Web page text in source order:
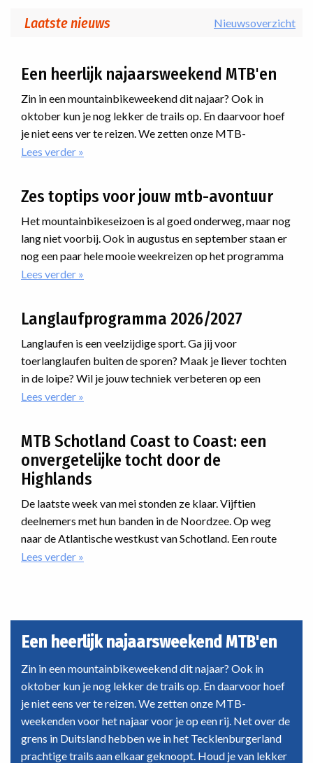
Laatste nieuws Nieuwsoverzicht
Een heerlijk najaarsweekend MTB'en
Zin in een mountainbikeweekend dit najaar? Ook in
oktober kun je nog lekker de trails op. En daarvoor hoef
je niet eens ver te reizen. We zetten onze MTB-
weekenden voor het najaar voor je op een rij. Net over de
prachtige trails aan elkaar geknoopt. Houd je van lekker
mountainbiken vanuit een heerlijk viersterrenhotel? Dan
is dit jouw reis. Ga je liever voor wat ruigere downhills?
Dan moet je mee naar België!
Lees verder over
najaarsweekend
Zes toptips voor jouw mtb-avontuur
Het mountainbikeseizoen is al goed onderweg, maar nog
lang niet voorbij. Ook in augustus en september staan er
nog een paar hele mooie weekreizen op het programma
waar je nog bij kunt aansluiten. Van uitdagende routes
ongetwijfeld een reis tussen die bij jou past.
Lees verder over
voor
mtb-
avontuur
Langlaufprogramma 2026/2027
Langlaufen is een veelzijdige sport. Ga jij voor
toerlanglaufen buiten de sporen? Maak je liever tochten
in de loipe? Wil je jouw techniek verbeteren op een
cursus? Of ga je meedoen met een marathon? Voor
Lees verder over
MTB Schotland Coast to Coast: een
onvergetelijke tocht door de
Highlands
De laatste week van mei stonden ze klaar. Vijftien
deelnemers met hun banden in de Noordzee. Op weg
naar de Atlantische westkust van Schotland. Een route
dwars door de Highlands. Onherbergzaam, ruige natuur,
Lees verder over
to
Coast:
een
onvergetelijke
door
de
Highlands
Een heerlijk najaarsweekend MTB'en
Zin in een mountainbikeweekend dit najaar? Ook in
oktober kun je nog lekker de trails op. En daarvoor hoef
je niet eens ver te reizen. We zetten onze MTB-
weekenden voor het najaar voor je op een rij. Net over de
grens in Duitsland hebben we in het Tecklenburgerland
prachtige trails aan elkaar geknoopt. Houd je van lekker